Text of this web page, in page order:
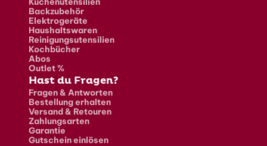
Backzubehör
Elektrogeräte
Haushaltswaren
Reinigungsutensilien
Kochbücher
Abos
Outlet %
Hast du Fragen?
Fragen & Antworten
Bestellung erhalten
Versand & Retouren
Zahlungsarten
Garantie
Gutschein einlösen